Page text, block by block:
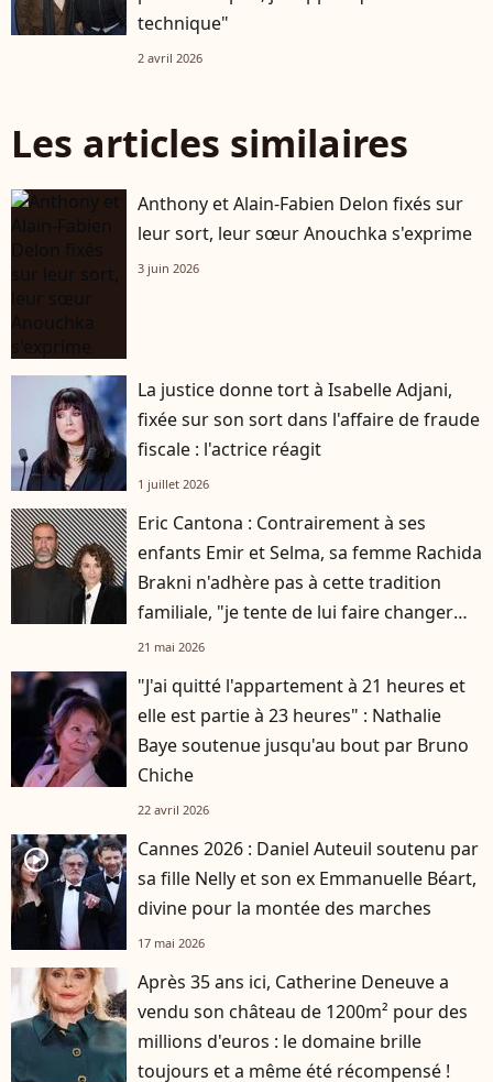
technique"
2 avril 2026
Les articles similaires
Anthony et Alain-Fabien Delon fixés sur
leur sort, leur sœur Anouchka s'exprime
3 juin 2026
La justice donne tort à Isabelle Adjani,
fixée sur son sort dans l'affaire de fraude
fiscale : l'actrice réagit
1 juillet 2026
Eric Cantona : Contrairement à ses
enfants Emir et Selma, sa femme Rachida
Brakni n'adhère pas à cette tradition
familiale, "je tente de lui faire changer
d'avis"
21 mai 2026
"J'ai quitté l'appartement à 21 heures et
elle est partie à 23 heures" : Nathalie
Baye soutenue jusqu'au bout par Bruno
Chiche
22 avril 2026
player2
Cannes 2026 : Daniel Auteuil soutenu par
sa fille Nelly et son ex Emmanuelle Béart,
divine pour la montée des marches
17 mai 2026
Après 35 ans ici, Catherine Deneuve a
vendu son château de 1200m² pour des
millions d'euros : le domaine brille
toujours et a même été récompensé !